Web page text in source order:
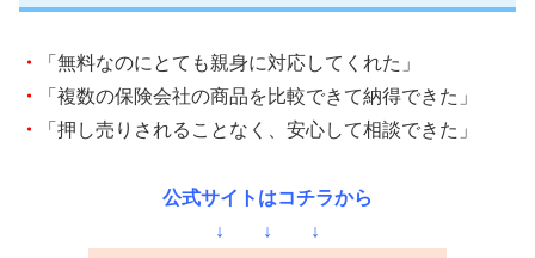
・
「無料なのにとても親身に対応してくれた」
・
「複数の保険会社の商品を比較できて納得できた」
・
「押し売りされることなく、安心して相談できた」
公式サイトはコチラから
↓ ↓ ↓